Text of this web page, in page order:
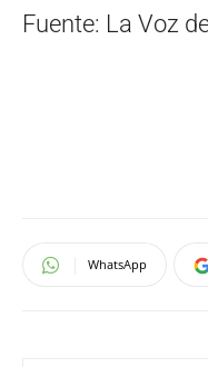
Fuente: La Voz
WhatsApp